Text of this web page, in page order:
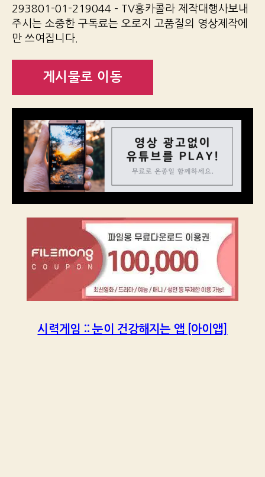
293801-01-219044 – TV홍카콜라 제작대행사보내
주시는 소중한 구독료는 오로지 고품질의 영상제작에
만 쓰여집니다.
게시물로 이동
시력게임 :: 눈이 건강해지는 앱 [아이앱]